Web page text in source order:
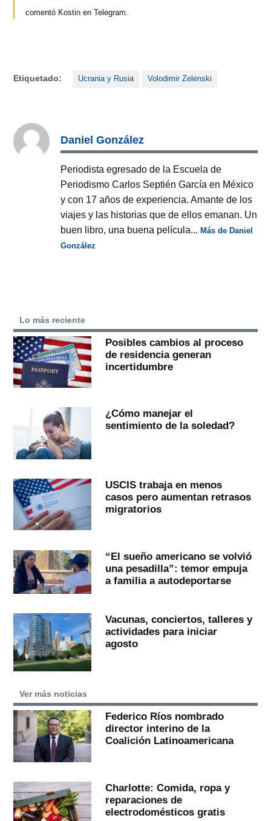
comentó Kostin en Telegram.
Etiquetado: Ucrania y Rusia Volodimir Zelenski
Daniel González
Periodista egresado de la Escuela de
Periodismo Carlos Septién García en México
y con 17 años de experiencia. Amante de los
viajes y las historias que de ellos emanan. Un
buen libro, una buena película...Más de Daniel
González
Lo más reciente
Posibles cambios al proceso
de residencia generan
incertidumbre
¿Cómo manejar el
sentimiento de la soledad?
USCIS trabaja en menos
casos pero aumentan retrasos
migratorios
“El sueño americano se volvió
una pesadilla”: temor empuja
a familia a autodeportarse
Vacunas, conciertos, talleres y
actividades para iniciar
agosto
Ver más noticias
Federico Ríos nombrado
director interino de la
Coalición Latinoamericana
Charlotte: Comida, ropa y
reparaciones de
electrodomésticos gratis